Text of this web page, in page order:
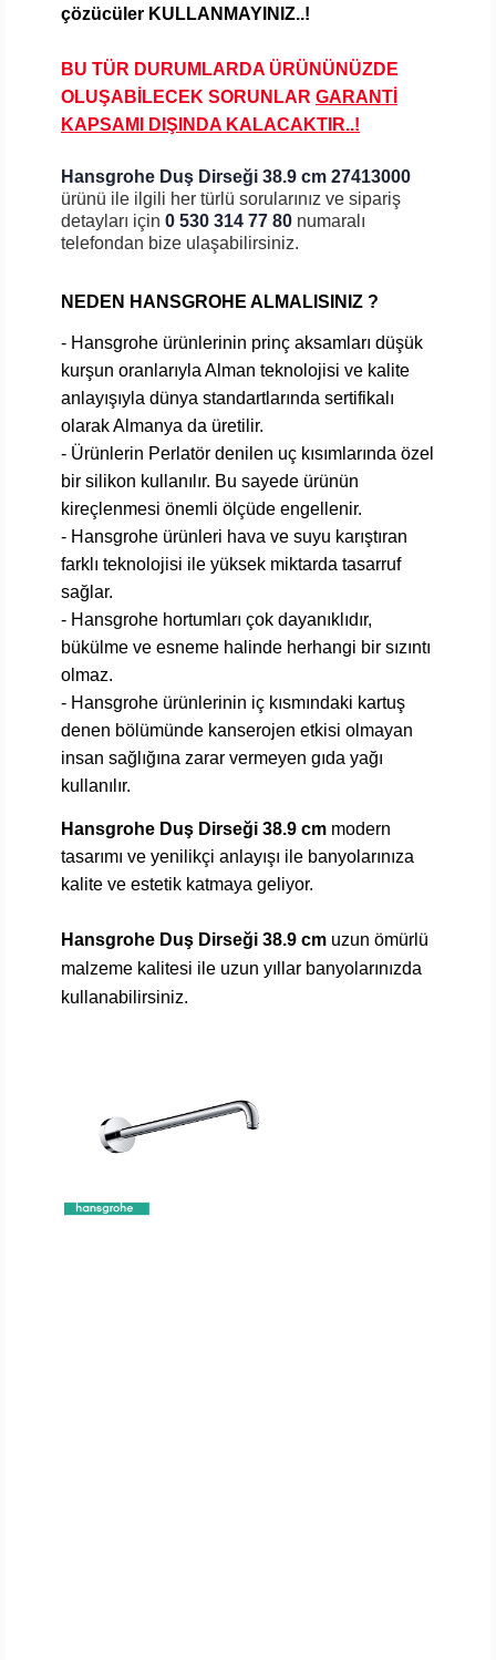
çözücüler KULLANMAYINIZ..!
BU TÜR DURUMLARDA ÜRÜNÜNÜZDE
OLUŞABİLECEK SORUNLAR GARANTİ
KAPSAMI DIŞINDA KALACAKTIR..!
Hansgrohe Duş Dirseği 38.9 cm 27413000
ürünü ile ilgili her türlü sorularınız ve sipariş
detayları için 0 530 314 77 80 numaralı
telefondan bize ulaşabilirsiniz.
NEDEN HANSGROHE ALMALISINIZ ?
- Hansgrohe ürünlerinin prinç aksamları düşük
kurşun oranlarıyla Alman teknolojisi ve kalite
anlayışıyla dünya standartlarında sertifikalı
olarak Almanya da üretilir.
- Ürünlerin Perlatör denilen uç kısımlarında özel
bir silikon kullanılır. Bu sayede ürünün
kireçlenmesi önemli ölçüde engellenir.
- Hansgrohe ürünleri hava ve suyu karıştıran
farklı teknolojisi ile yüksek miktarda tasarruf
sağlar.
- Hansgrohe hortumları çok dayanıklıdır,
bükülme ve esneme halinde herhangi bir sızıntı
olmaz.
- Hansgrohe ürünlerinin iç kısmındaki kartuş
denen bölümünde kanserojen etkisi olmayan
insan sağlığına zarar vermeyen gıda yağı
kullanılır.
Hansgrohe Duş Dirseği 38.9 cm modern
tasarımı ve yenilikçi anlayışı ile banyolarınıza
kalite ve estetik katmaya geliyor.
Hansgrohe Duş Dirseği 38.9 cm uzun ömürlü
malzeme kalitesi ile uzun yıllar banyolarınızda
kullanabilirsiniz.